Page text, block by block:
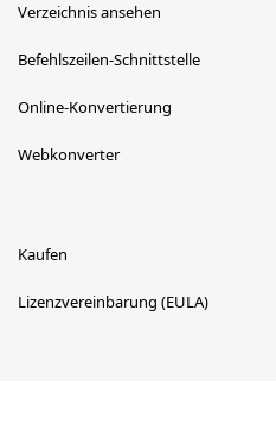
Verzeichnis ansehen
Befehlszeilen-Schnittstelle
Online-Konvertierung
Webkonverter
Kaufen
Lizenzvereinbarung (EULA)